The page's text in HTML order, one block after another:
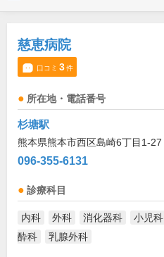
慈恵病院
口コミ 3件
所在地・電話番号
杉塘駅
熊本県熊本市西区島崎6丁目1-27
096-355-6131
診療科目
内科 外科 消化器科 小児科
酔科
乳腺外科